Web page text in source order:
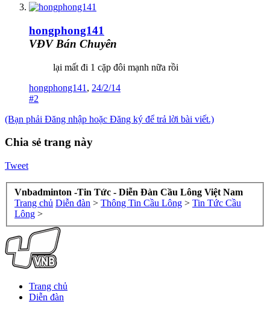
hongphong141
VĐV Bán Chuyên
lại mất đi 1 cặp đôi mạnh nữa rồi
hongphong141 , 24/2/14
#2
(Bạn phải Đăng nhập hoặc Đăng ký để trả lời bài viết.)
Chia sẻ trang này
Tweet
Vnbadminton -Tin Tức - Diễn Đàn Cầu Lông Việt Nam
Trang chủ Diễn đàn > Thông Tin Cầu Lông > Tin Tức Cầu
Lông >
Trang chủ
Diễn đàn